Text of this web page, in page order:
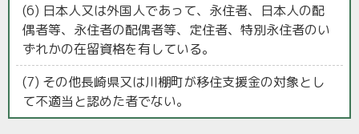
(6) 日本人又は外国人であって、永住者、日本人の配
偶者等、永住者の配偶者等、定住者、特別永住者のい
ずれかの在留資格を有している。
(7) その他長崎県又は川棚町が移住支援金の対象とし
て不適当と認めた者でない。